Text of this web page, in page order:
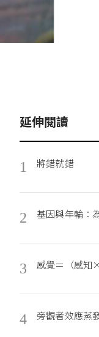
延伸閱讀
1 將錯就錯
2 基因與年輪：
3 感覺＝（感
4 旁觀者效應蒸